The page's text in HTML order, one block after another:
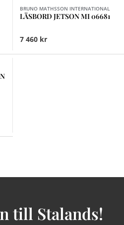
BRUNO MATHSSON INTERNATIONAL
LÄSBORD JETSON MI 06681
7 460 kr
till Stalands!